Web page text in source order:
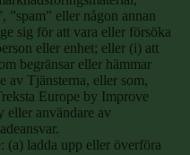
”spam” eller någon annan
sig för att vara eller försöka
eller enhet; eller (i) att
begränsar eller hämmar
av Tjänsterna, eller som,
Europe by Improve
eller användare av
(a) ladda upp eller överföra